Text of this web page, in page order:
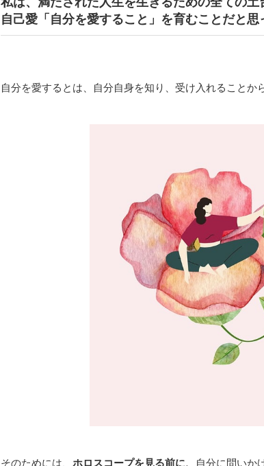
自己愛「自分を愛すること」を育むことだと思
自分を愛するとは、自分自身を知り、受け入れることか
そのためには、 ホロスコープを見る前に、 自分に問いか